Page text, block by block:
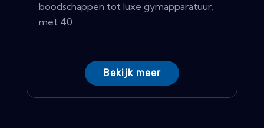
boodschappen tot luxe gymapparatuur,
met 40...
Bekijk meer